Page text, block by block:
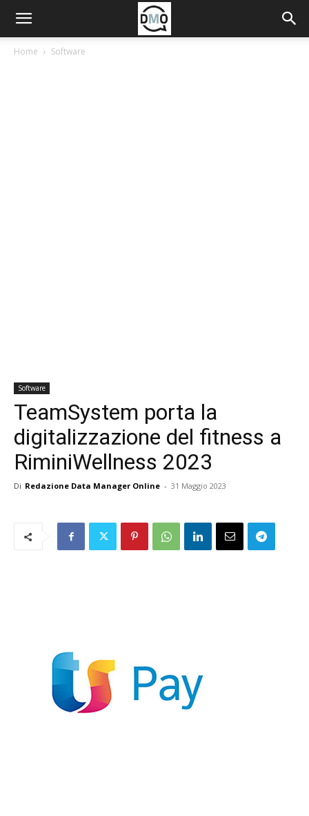
Home Software
Software
TeamSystem porta la
digitalizzazione del fitness a
RiminiWellness 2023
Di Redazione Data Manager Online - 31 Maggio 2023